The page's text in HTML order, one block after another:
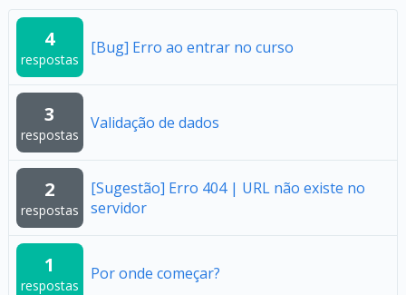
4
respostas
[Bug] Erro ao entrar no curso
3
respostas
Validação de dados
2
respostas
[Sugestão] Erro 404 | URL não existe no
servidor
1
respostas
Por onde começar?